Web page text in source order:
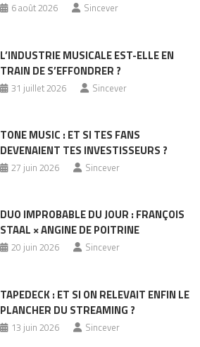
6 août 2026 Sincever
L’INDUSTRIE MUSICALE EST-ELLE EN
TRAIN DE S’EFFONDRER ?
31 juillet 2026 Sincever
TONE MUSIC : ET SI TES FANS
DEVENAIENT TES INVESTISSEURS ?
27 juin 2026 Sincever
DUO IMPROBABLE DU JOUR : FRANÇOIS
STAAL × ANGINE DE POITRINE
20 juin 2026 Sincever
TAPEDECK : ET SI ON RELEVAIT ENFIN LE
PLANCHER DU STREAMING ?
13 juin 2026 Sincever